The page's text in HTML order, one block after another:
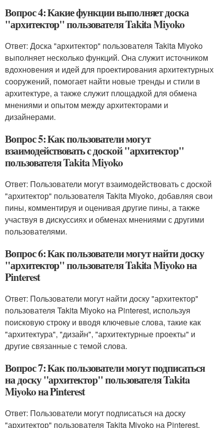
Вопрос 4: Какие функции выполняет доска
"архитектор" пользователя Takita Miyoko
Ответ: Доска "архитектор" пользователя Takita Miyoko
выполняет несколько функций. Она служит источником
вдохновения и идей для проектирования архитектурных
сооружений, помогает найти новые тренды и стили в
архитектуре, а также служит площадкой для обмена
мнениями и опытом между архитекторами и
дизайнерами.
Вопрос 5: Как пользователи могут
взаимодействовать с доской "архитектор"
пользователя Takita Miyoko
Ответ: Пользователи могут взаимодействовать с доской
"архитектор" пользователя Takita Miyoko, добавляя свои
пины, комментируя и оценивая другие пины, а также
участвуя в дискуссиях и обменах мнениями с другими
пользователями.
Вопрос 6: Как пользователи могут найти доску
"архитектор" пользователя Takita Miyoko на
Pinterest
Ответ: Пользователи могут найти доску "архитектор"
пользователя Takita Miyoko на Pinterest, используя
поисковую строку и вводя ключевые слова, такие как
"архитектура", "дизайн", "архитектурные проекты" и
другие связанные с темой слова.
Вопрос 7: Как пользователи могут подписаться
на доску "архитектор" пользователя Takita
Miyoko на Pinterest
Ответ: Пользователи могут подписаться на доску
"архитектор" пользователя Takita Miyoko на Pinterest,